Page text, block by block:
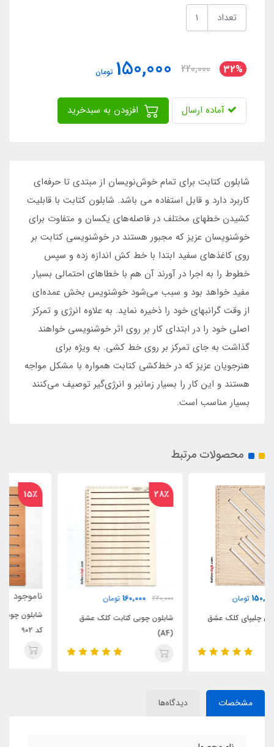
تعداد
32%
220,000
150,000 تومان
آماده ارسال
شابلون کتابت برای تمام خوش‌نویسان از مبتدی تا حرفه‌ای
کاربرد دارد و قابل استفاده می باشد. شابلون کتابت با قابلیت
کشیدن خطهای مختلف در فاصله‌های یکسان و متفاوت برای
خوشنویسان عزیز که مجبور هستند در خوشنویسی کتابت بر
روی کاغذهای سفید ابتدا با خط کش اندازه زده و سپس
خطوط را به اجرا در آورند آن هم با خطاهای احتمالی بسیار
مفید خواهد بود و سبب می‌شود خوشنویس بخش عمده‌ای
از وقت گرانبهای خود را ذخیره نماید. به علاوه انرژی و تمرکز
اصلی خود را در ابتدای کار بر روی اثر خوشنویسی خواهند
گذاشت به جای تمرکز بر روی خط کشی. به ویژه برای
هنرجویان عزیز که در خط‌کشی کتابت همواره با مشکل مواجه
هستند و این کار را بسیار زمانبر و انرژی‌گیر توصیف می‌کنند
بسیار مناسب است.
محصولات مرتبط
28٪
220,000
شابلون چوبی کتابت کلک عشق
15٪
ناموجود
شابلون چوبی سطرنویسی (A4) -
مشخصات دیدگاه‌ها